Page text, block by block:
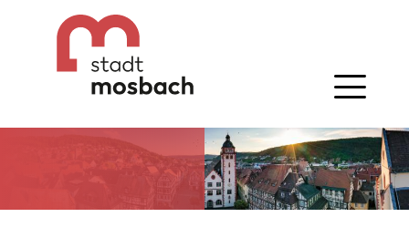
Gehe zum Navigationsbereich
Gehe zum Inhalt